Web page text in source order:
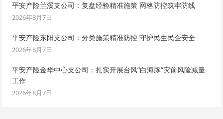
平安产险兰溪支公司：复盘经验精准施策 网格防控筑牢防线
2026年8月7日
平安产险东阳支公司：分类施策精准防控 守护民生民企安全
2026年8月7日
平安产险金华中心支公司：扎实开展台风“白海豚”灾前风险减量
工作
2026年8月7日